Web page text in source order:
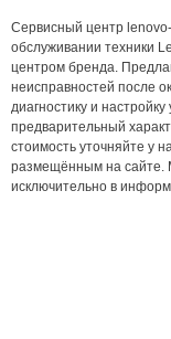
Сервисный центр
обслуживании техники
центром бренда.
неисправностей после
диагностику и
предварительный
стоимость уточняйте у
размещённым на сайте.
исключительно в